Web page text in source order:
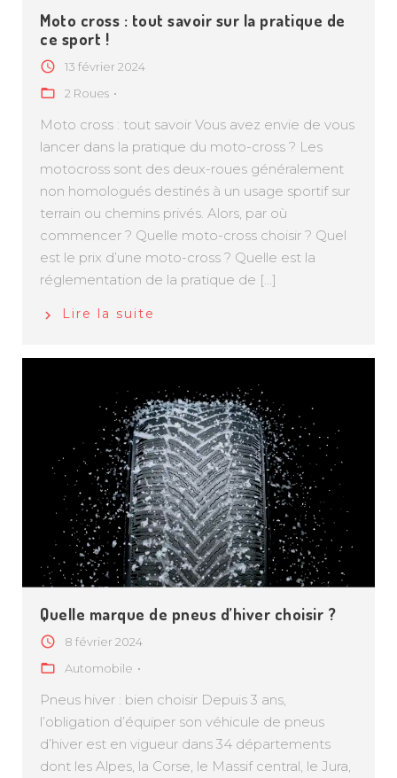
Moto cross : tout savoir sur la pratique de
ce sport !
13 février 2024
2 Roues
Moto cross : tout savoir Vous avez envie de vous
lancer dans la pratique du moto-cross ? Les
motocross sont des deux-roues généralement
non homologués destinés à un usage sportif sur
terrain ou chemins privés. Alors, par où
commencer ? Quelle moto-cross choisir ? Quel
est le prix d’une moto-cross ? Quelle est la
réglementation de la pratique de […]
Lire la suite
Quelle marque de pneus d’hiver choisir ?
8 février 2024
Automobile
Pneus hiver : bien choisir Depuis 3 ans,
l’obligation d’équiper son véhicule de pneus
d’hiver est en vigueur dans 34 départements
dont les Alpes, la Corse, le Massif central, le Jura,